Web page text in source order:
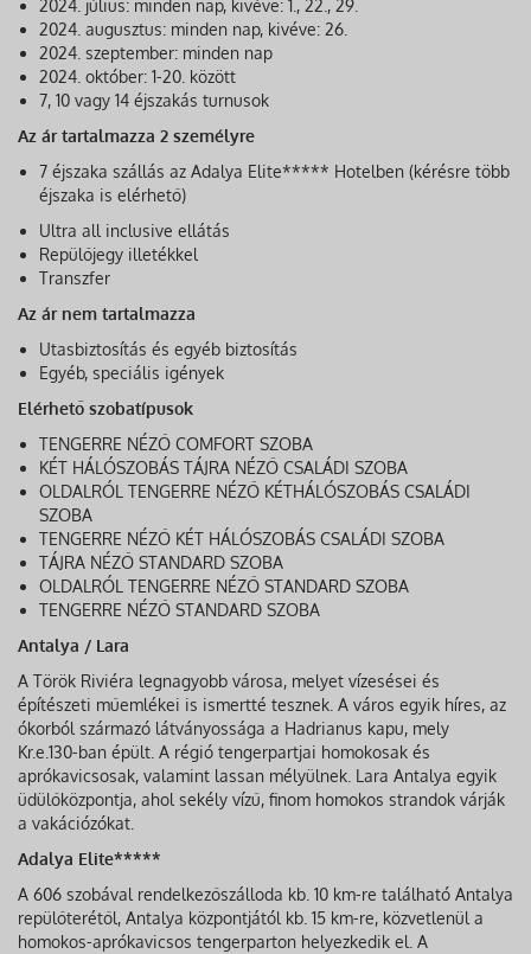
2024. július: minden nap, kivéve: 1., 22., 29.
2024. augusztus: minden nap, kivéve: 26.
2024. szeptember: minden nap
2024. október: 1-20. között
7, 10 vagy 14 éjszakás turnusok
Az ár tartalmazza 2 személyre
7 éjszaka szállás az Adalya Elite***** Hotelben (kérésre több
éjszaka is elérhető)
Ultra all inclusive ellátás
Repülőjegy illetékkel
Transzfer
Az ár nem tartalmazza
Utasbiztosítás és egyéb biztosítás
Egyéb, speciális igények
Elérhető szobatípusok
TENGERRE NÉZŐ COMFORT SZOBA
KÉT HÁLÓSZOBÁS TÁJRA NÉZŐ CSALÁDI SZOBA
OLDALRÓL TENGERRE NÉZŐ KÉTHÁLÓSZOBÁS CSALÁDI
SZOBA
TENGERRE NÉZŐ KÉT HÁLÓSZOBÁS CSALÁDI SZOBA
TÁJRA NÉZŐ STANDARD SZOBA
OLDALRÓL TENGERRE NÉZŐ STANDARD SZOBA
TENGERRE NÉZŐ STANDARD SZOBA
Antalya / Lara
A Török Riviéra legnagyobb városa, melyet vízesései és
építészeti műemlékei is ismertté tesznek. A város egyik híres, az
ókorból származó látványossága a Hadrianus kapu, mely
Kr.e.130-ban épült. A régió tengerpartjai homokosak és
aprókavicsosak, valamint lassan mélyülnek. Lara Antalya egyik
üdülőközpontja, ahol sekély vízű, finom homokos strandok várják
a vakációzókat.
Adalya Elite*****
A 606 szobával rendelkezőszálloda kb. 10 km-re található Antalya
repülőterétől, Antalya központjától kb. 15 km-re, közvetlenül a
homokos-aprókavicsos tengerparton helyezkedik el. A